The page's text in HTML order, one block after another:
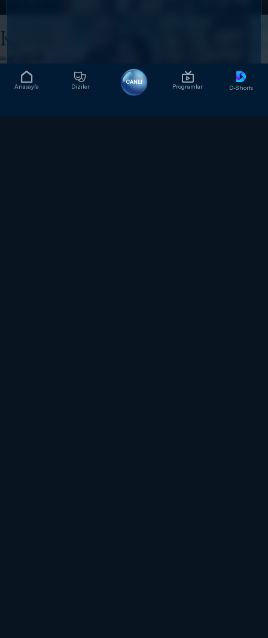
Anasayfa Diziler
CANLI
Programlar D-Shorts